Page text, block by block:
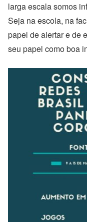
larga escala somos
Seja na escola, na
papel de alertar e de
seu papel como boa